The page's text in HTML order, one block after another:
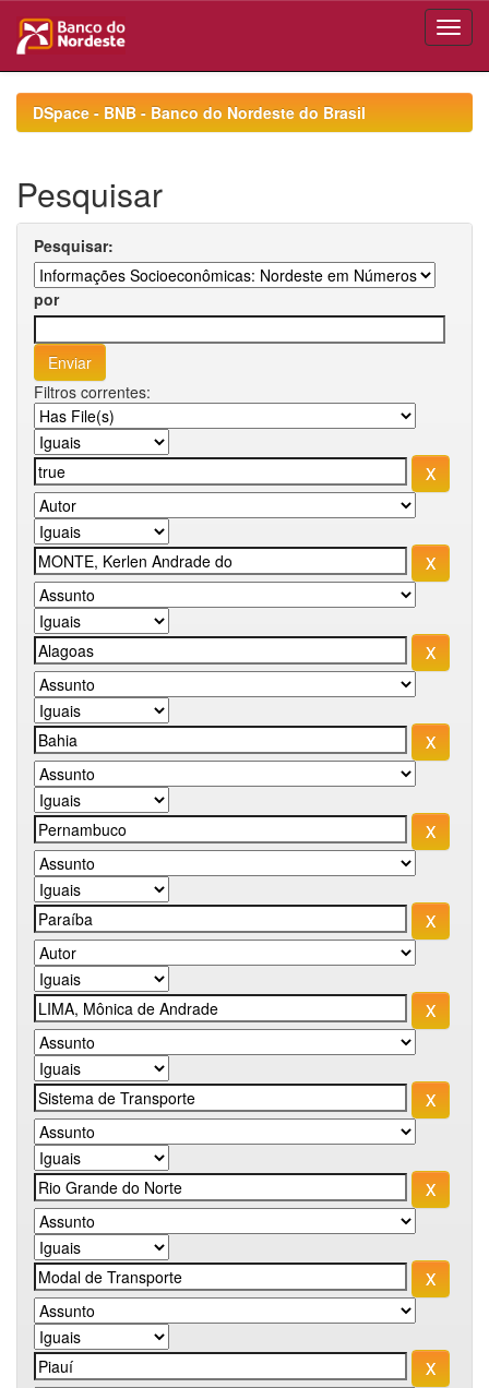
navigationDSpace - BNB - Banco do Nordeste do Brasil
Pesquisar
Pesquisar:
por
Filtros correntes: